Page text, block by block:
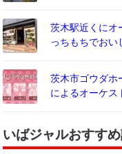
茨木駅近くにオ
っちもちでおい
茨木市ゴウダホ
によるオーケス
いばジャルおすす